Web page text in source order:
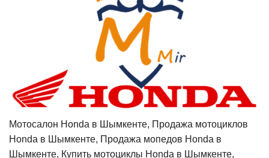
Мотосалон Honda в Шымкенте, Продажа мотоциклов
Honda в Шымкенте, Продажа мопедов Honda в
Шымкенте, Купить мотоциклы Honda в Шымкенте,